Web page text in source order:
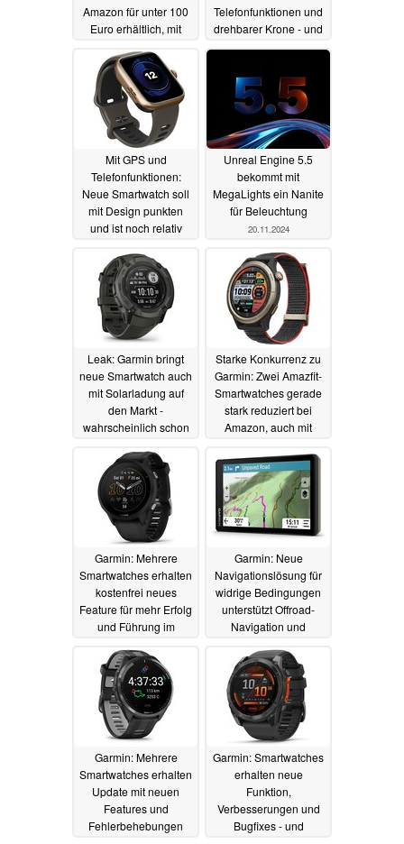
Amazon für unter 100
Euro erhältlich, mit
23.11.2024
Telefonfunktionen und
drehbarer Krone - und
kann Smartphone
Mit GPS und
Telefonfunktionen:
Neue Smartwatch soll
mit Design punkten
und ist noch relativ
Unreal Engine 5.5
bekommt mit
MegaLights ein Nanite
für Beleuchtung
20.11.2024
Leak: Garmin bringt
neue Smartwatch auch
mit Solarladung auf
den Markt -
wahrscheinlich schon
Starke Konkurrenz zu
Garmin: Zwei Amazfit-
Smartwatches gerade
stark reduziert bei
Amazon, auch mit
Musikspeicher
18.11.2024
Garmin: Mehrere
Smartwatches erhalten
kostenfrei neues
Feature für mehr Erfolg
und Führung im
Garmin: Neue
Navigationslösung für
widrige Bedingungen
unterstützt Offroad-
Navigation und
05.11.2024
Garmin: Mehrere
Smartwatches erhalten
Update mit neuen
Features und
Fehlerbehebungen
Garmin: Smartwatches
erhalten neue
Funktion,
Verbesserungen und
Bugfixes - und